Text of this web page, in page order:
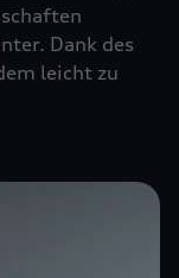
Dank des
leicht zu